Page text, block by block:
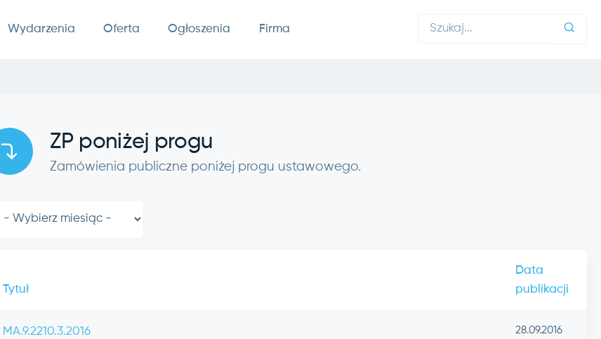
Wydarzenia Oferta Ogłoszenia Firma
ZP poniżej progu
Zamówienia publiczne poniżej progu ustawowego.
Tytuł
Data
publikacji
MA.9.2210.3.2016
28.09.2016